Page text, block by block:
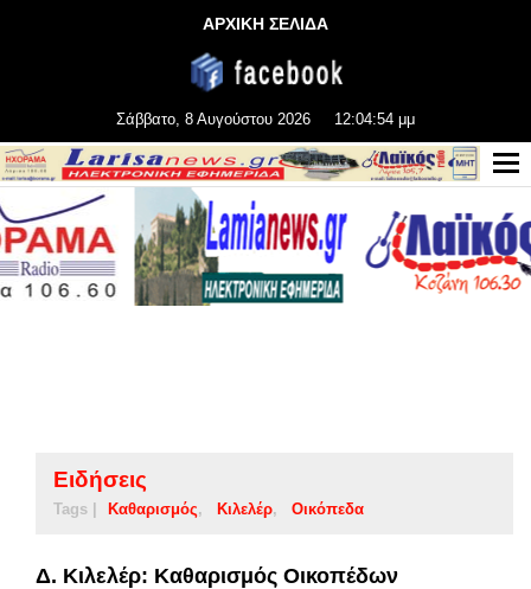
ΑΡΧΙΚΗ ΣΕΛΙΔΑ
Σάββατο, 8 Αυγούστου 2026 12:04:54 μμ
Ειδήσεις
Tags | Καθαρισμός Κιλελέρ Οικόπεδα
Δ. Κιλελέρ: Καθαρισμός Οικοπέδων